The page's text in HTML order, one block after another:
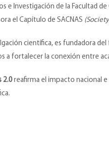
e Investigación de la Facultad
el Capítulo de SACNAS
científica, es fundadora
a fortalecer la conexión entre
2.0 reafirma el impacto nacional e